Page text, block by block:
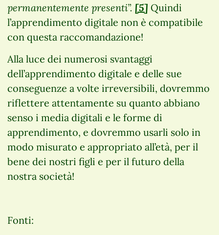
permanentemente presenti”. [5] Quindi
l’apprendimento digitale non è compatibile
con questa raccomandazione!
Alla luce dei numerosi svantaggi
dell’apprendimento digitale e delle sue
conseguenze a volte irreversibili, dovremmo
riflettere attentamente su quanto abbiano
senso i media digitali e le forme di
apprendimento, e dovremmo usarli solo in
modo misurato e appropriato all’età, per il
bene dei nostri figli e per il futuro della
nostra società!
Fonti: